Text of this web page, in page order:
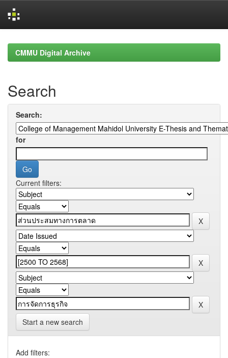
navigationCMMU Digital Archive
Search
Search:
for
Current filters:
Start a new search
Add filters: